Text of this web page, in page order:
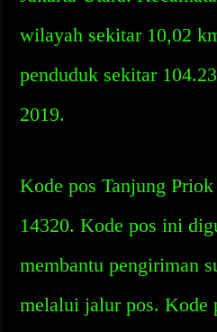
wilayah sekitar 10,02
penduduk sekitar
2019.
Kode pos Tanjung
14320. Kode pos ini
membantu pengiriman
melalui jalur pos. Kode